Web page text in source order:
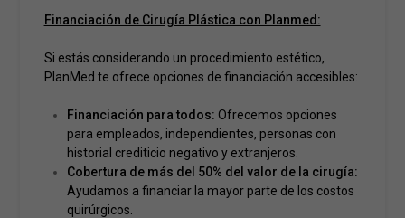
Financiación de Cirugía Plástica con Planmed:
Si estás considerando un procedimiento estético,
PlanMed te ofrece opciones de financiación accesibles:
Financiación para todos: Ofrecemos opciones
para empleados, independientes, personas con
historial crediticio negativo y extranjeros.
Cobertura de más del 50% del valor de la cirugía:
Ayudamos a financiar la mayor parte de los costos
quirúrgicos.